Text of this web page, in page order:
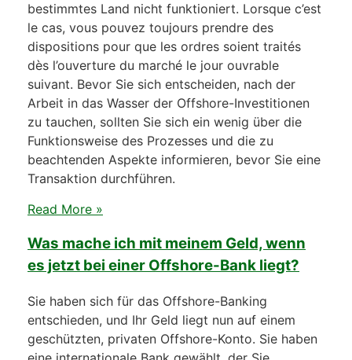
bestimmtes Land nicht funktioniert. Lorsque c’est
le cas, vous pouvez toujours prendre des
dispositions pour que les ordres soient traités
dès l’ouverture du marché le jour ouvrable
suivant. Bevor Sie sich entscheiden, nach der
Arbeit in das Wasser der Offshore-Investitionen
zu tauchen, sollten Sie sich ein wenig über die
Funktionsweise des Prozesses und die zu
beachtenden Aspekte informieren, bevor Sie eine
Transaktion durchführen.
Read More »
Was mache ich mit meinem Geld, wenn
es jetzt bei einer Offshore-Bank liegt?
Sie haben sich für das Offshore-Banking
entschieden, und Ihr Geld liegt nun auf einem
geschützten, privaten Offshore-Konto. Sie haben